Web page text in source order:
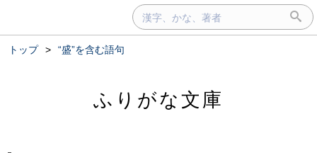
トップ > “盛”を含む語句
ふりがな文庫